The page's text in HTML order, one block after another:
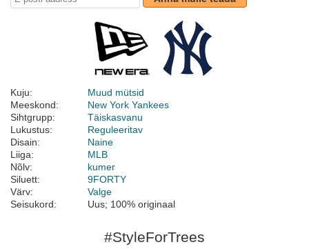
Kuju:
Muud mütsid
Meeskond:
New York Yankees
Sihtgrupp:
Täiskasvanu
Lukustus:
Reguleeritav
Disain:
Naine
Liiga:
MLB
Nõlv:
kumer
Siluett:
9FORTY
Värv:
Valge
Seisukord:
Uus; 100% originaal
#StyleForTrees